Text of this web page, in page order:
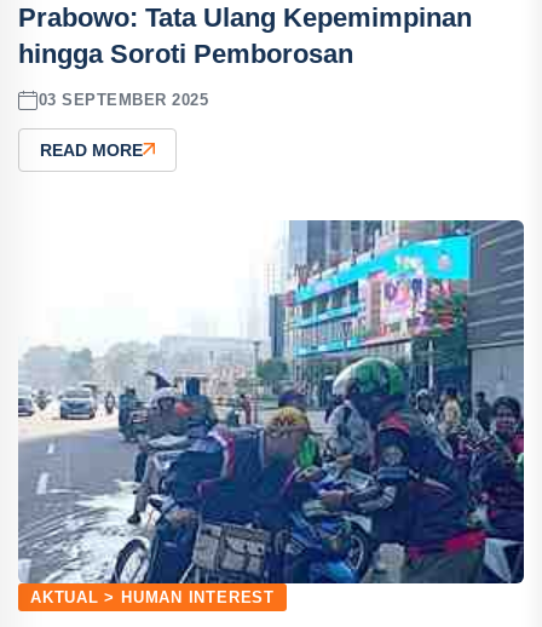
Prabowo: Tata Ulang Kepemimpinan
hingga Soroti Pemborosan
03 SEPTEMBER 2025
READ MORE
AKTUAL > HUMAN INTEREST